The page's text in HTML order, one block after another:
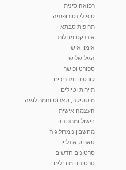
רפואה סינית
טיפולי נטורופתיה
תרופות סבתא
אינדקס מחלות
אימון אישי
הגיל שלישי
ספורט וכושר
קורסים ומדריכים
תיירות וטיולים
מיסטיקה, טארוט ונומרולוגיה
העצמה אישית
בישול ומתכונים
מחשבון נומרולוגיה
טארוט אונליין
סרטונים חדשים
סרטונים מובילים